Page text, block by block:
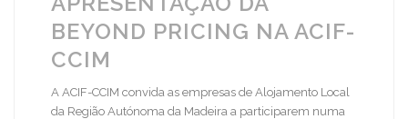
BEYOND PRICING NA ACIF-
CCIM
A ACIF-CCIM convida as empresas de Alojamento Local
da Região Autónoma da Madeira a participarem numa